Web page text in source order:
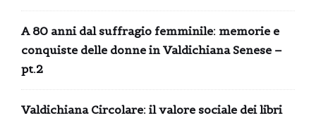
A 80 anni dal suffragio femminile: memorie e
conquiste delle donne in Valdichiana Senese –
pt.2
Valdichiana Circolare: il valore sociale dei libri